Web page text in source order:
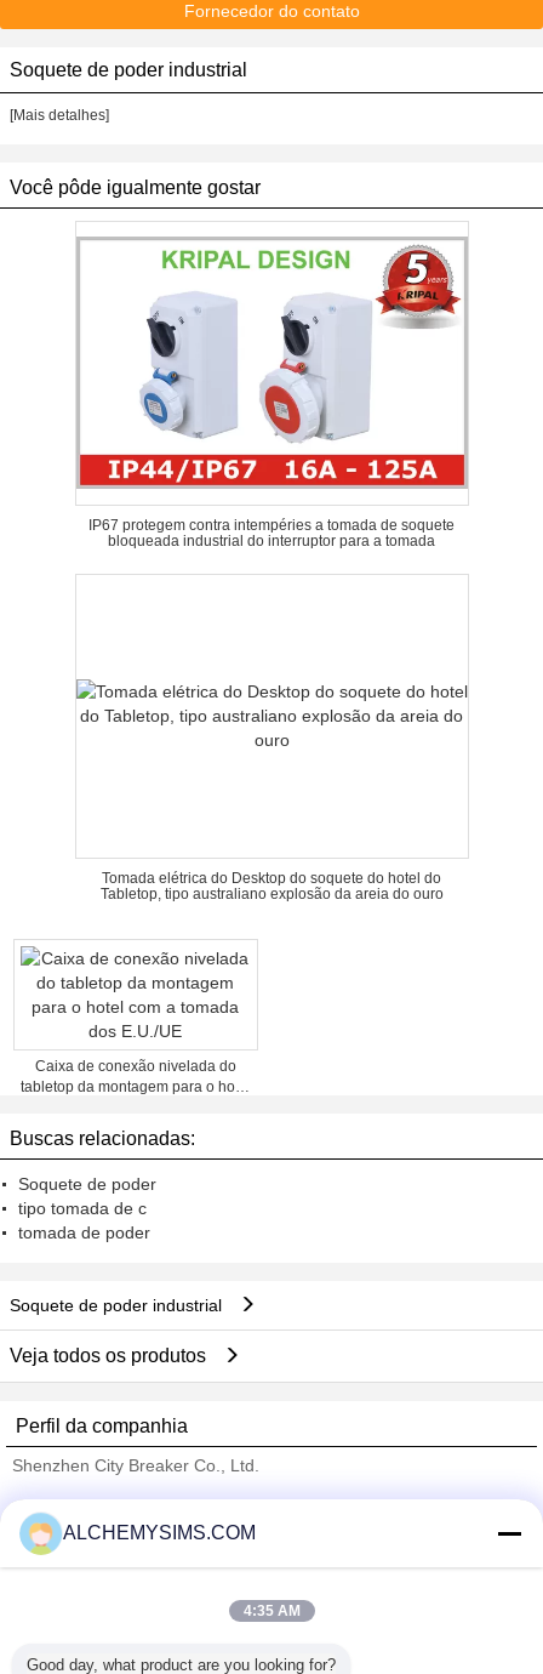
Fornecedor do contato
Soquete de poder industrial
[Mais detalhes]
Você pôde igualmente gostar
IP67 protegem contra intempéries a tomada de soquete
bloqueada industrial do interruptor para a tomada
Tomada elétrica do Desktop do soquete do hotel do
Tabletop, tipo australiano explosão da areia do ouro
Caixa de conexão nivelada do
tabletop da montagem para o hotel
Buscas relacionadas:
Soquete de poder
tipo tomada de c
tomada de poder
Soquete de poder industrial
Veja todos os produtos
Perfil da companhia
Shenzhen City Breaker Co., Ltd.
Trust Seal
Verified Suplier
ALCHEMYSIMS.COM
4:35 AM
Good day, what product are you looking for?